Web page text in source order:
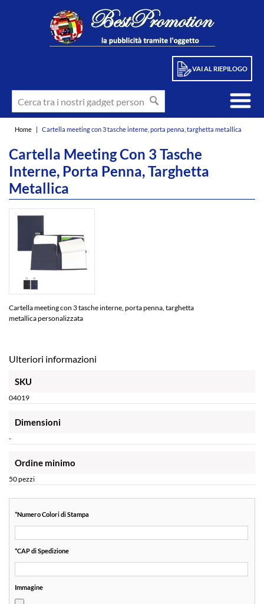
VAI AL RIEPILOGO
Home | Cartella meeting con 3 tasche interne, porta penna, targhetta metallica
Cartella Meeting Con 3 Tasche
Interne, Porta Penna, Targhetta
Metallica
Cartella meeting con 3 tasche interne, porta penna, targhetta
metallica personalizzata
Ulteriori informazioni
SKU
04019
Dimensioni
-
Ordine minimo
50 pezzi
*Numero Colori di Stampa
*CAP di Spedizione
Immagine